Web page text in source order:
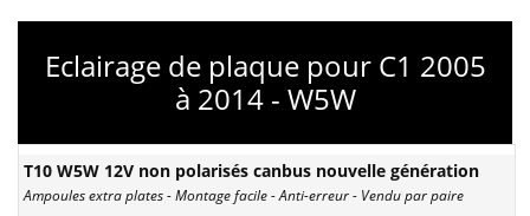
Eclairage de plaque pour C1 2005
à 2014 - W5W
T10 W5W 12V non polarisés canbus nouvelle génération
Ampoules extra plates - Montage facile - Anti-erreur - Vendu par paire